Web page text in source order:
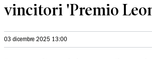
vincitori 'Premio
03 dicembre 2025 13:00